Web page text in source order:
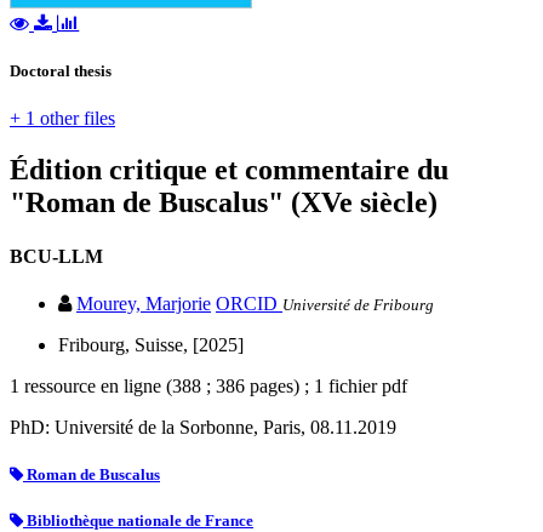
Doctoral thesis
+ 1 other files
Édition critique et commentaire du
"Roman de Buscalus" (XVe siècle)
BCU-LLM
Mourey, Marjorie ORCID Université de Fribourg
Fribourg, Suisse, [2025]
1 ressource en ligne (388 ; 386 pages) ; 1 fichier pdf
PhD: Université de la Sorbonne, Paris, 08.11.2019
Roman de Buscalus
Bibliothèque nationale de France